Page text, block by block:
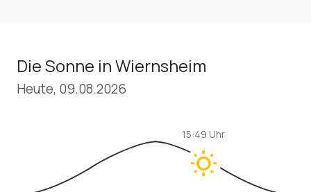
Die Sonne in Wiernsheim
Heute, 09.08.2026
wb_sunny
15:49 Uhr